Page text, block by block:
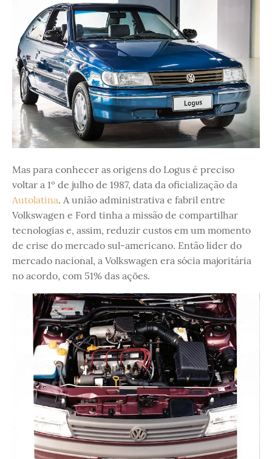
Mas para conhecer as origens do Logus é preciso
voltar a 1º de julho de 1987, data da oficialização da
Autolatina. A união administrativa e fabril entre
Volkswagen e Ford tinha a missão de compartilhar
tecnologias e, assim, reduzir custos em um momento
de crise do mercado sul-americano. Então líder do
mercado nacional, a Volkswagen era sócia majoritária
no acordo, com 51% das ações.